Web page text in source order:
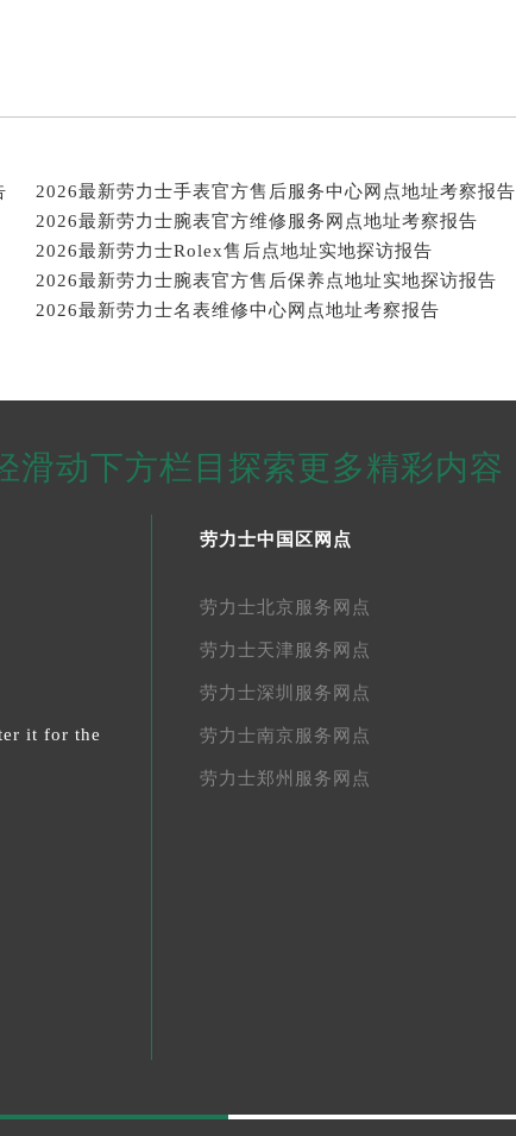
2026最新劳力士手表官方售后服务中心网点地址考察报告
2026最新劳力士腕表官方维修服务网点地址考察报告
2026最新劳力士Rolex售后点地址实地探访报告
2026最新劳力士腕表官方售后保养点地址实地探访报告
2026最新劳力士名表维修中心网点地址考察报告
滑动下方栏目探索更多精彩内容
it for the
劳力士中国区网点
劳力士北京服务网点
劳力士天津服务网点
劳力士深圳服务网点
劳力士南京服务网点
劳力士郑州服务网点